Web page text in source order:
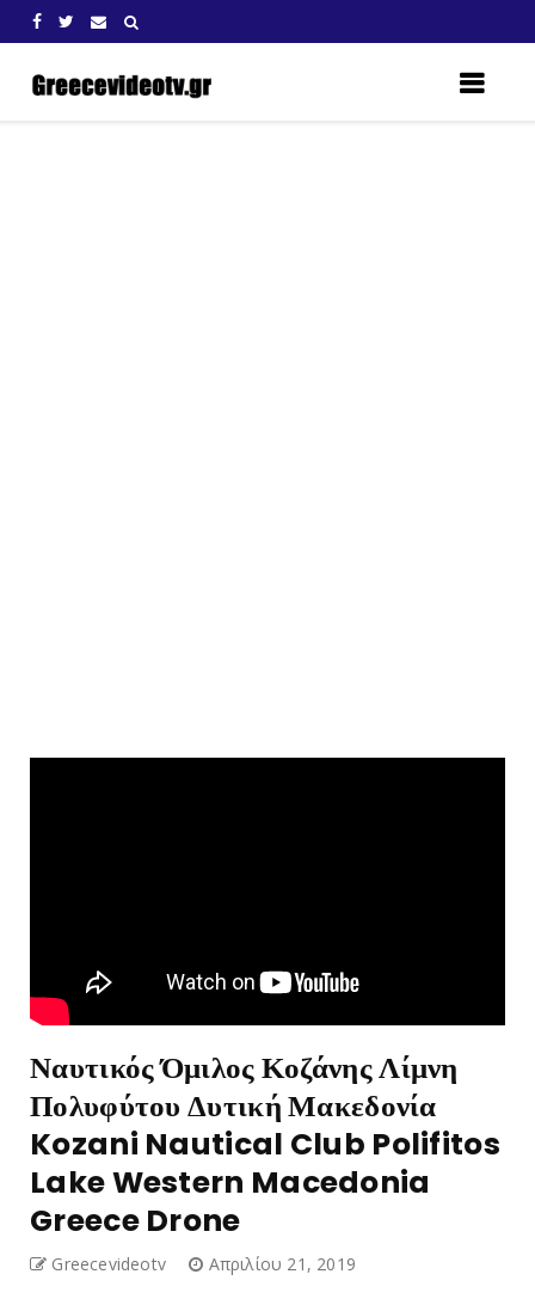
Ναυτικός Όμιλος Κοζάνης Λίμνη
Πολυφύτου Δυτική Μακεδονία
Kozani Nautical Club Polifitos
Lake Western Macedonia
Greece Drone
Greecevideotv Απριλίου 21, 2019